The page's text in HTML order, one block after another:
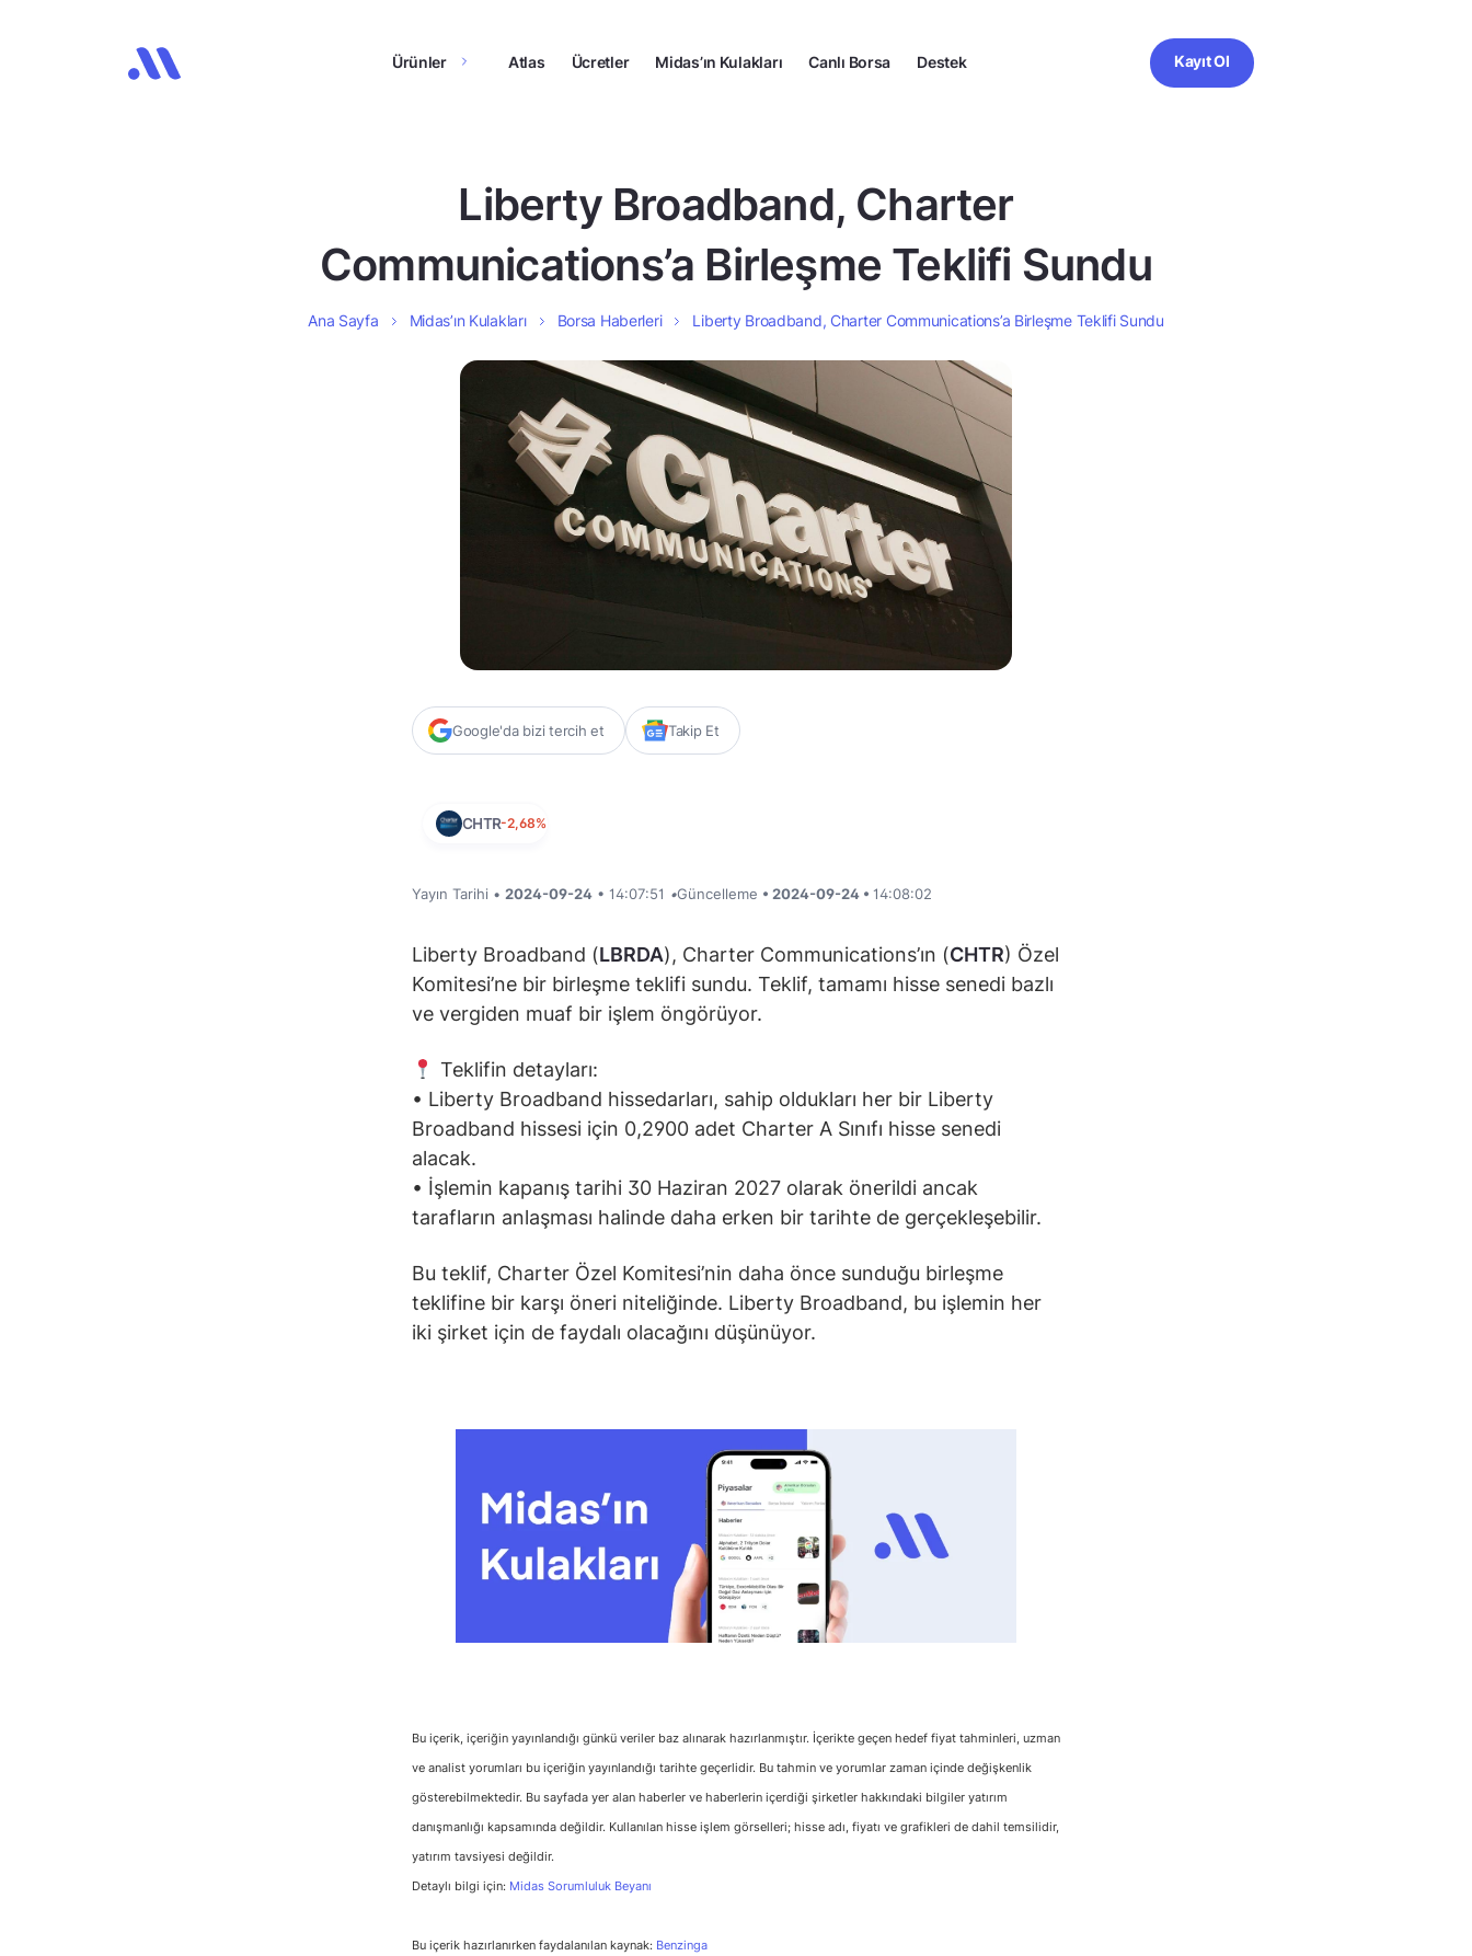
Ürünler Atlas Ücretler Midas’ın Kulakları Canlı Borsa Destek Kayıt Ol
Liberty Broadband, Charter
Communications’a Birleşme Teklifi Sundu
Ana Sayfa Midas’ın Kulakları Borsa Haberleri Liberty Broadband, Charter Communications’a Birleşme Teklifi Sundu
Google'da bizi tercih et Takip Et
CHTR-2,68%
Yayın Tarihi • 2024-09-24 • 14:07:51 •Güncelleme • 2024-09-24 • 14:08:02
Liberty Broadband (LBRDA), Charter Communications’ın (CHTR) Özel
Komitesi’ne bir birleşme teklifi sundu. Teklif, tamamı hisse senedi bazlı
ve vergiden muaf bir işlem öngörüyor.
Teklifin detayları:
• Liberty Broadband hissedarları, sahip oldukları her bir Liberty
Broadband hissesi için 0,2900 adet Charter A Sınıfı hisse senedi
alacak.
• İşlemin kapanış tarihi 30 Haziran 2027 olarak önerildi ancak
tarafların anlaşması halinde daha erken bir tarihte de gerçekleşebilir.
Bu teklif, Charter Özel Komitesi’nin daha önce sunduğu birleşme
teklifine bir karşı öneri niteliğinde. Liberty Broadband, bu işlemin her
iki şirket için de faydalı olacağını düşünüyor.
Bu içerik, içeriğin yayınlandığı günkü veriler baz alınarak hazırlanmıştır. İçerikte geçen hedef fiyat tahminleri, uzman
ve analist yorumları bu içeriğin yayınlandığı tarihte geçerlidir. Bu tahmin ve yorumlar zaman içinde değişkenlik
gösterebilmektedir. Bu sayfada yer alan haberler ve haberlerin içerdiği şirketler hakkındaki bilgiler yatırım
danışmanlığı kapsamında değildir. Kullanılan hisse işlem görselleri; hisse adı, fiyatı ve grafikleri de dahil temsilidir,
yatırım tavsiyesi değildir.
Detaylı bilgi için: Midas Sorumluluk Beyanı
Bu içerik hazırlanırken faydalanılan kaynak: Benzinga